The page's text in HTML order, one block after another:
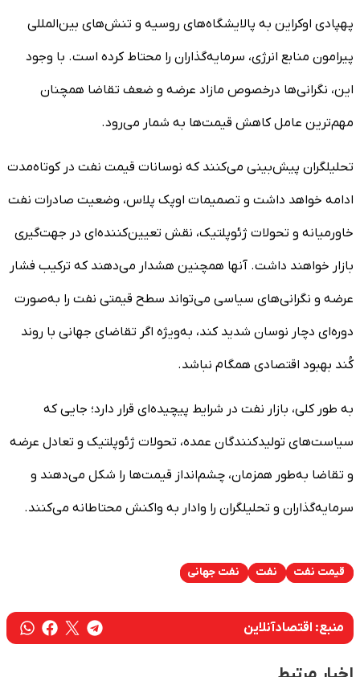
پهپادی اوکراین به پالایشگاه‌های روسیه و تنش‌های بین‌المللی
پیرامون منابع انرژی، سرمایه‌گذاران را محتاط کرده است. با وجود
این، نگرانی‌ها درخصوص مازاد عرضه و ضعف تقاضا همچنان
مهم‌ترین عامل کاهش قیمت‌ها به شمار می‌رود.
تحلیلگران پیش‌بینی می‌کنند که نوسانات قیمت نفت در کوتاه‌مدت
ادامه خواهد داشت و تصمیمات اوپک پلاس، وضعیت صادرات نفت
خاورمیانه و تحولات ژئوپلتیک، نقش تعیین‌کننده‌ای در جهت‌گیری
بازار خواهند داشت. آنها همچنین هشدار می‌دهند که ترکیب فشار
عرضه و نگرانی‌های سیاسی می‌تواند سطح قیمتی نفت را به‌صورت
دوره‌ای دچار نوسان شدید کند، به‌ویژه اگر تقاضای جهانی با روند
کُند بهبود اقتصادی همگام نباشد.
به طور کلی، بازار نفت در شرایط پیچیده‌ای قرار دارد؛ جایی که
سیاست‌های تولیدکنندگان عمده، تحولات ژئوپلتیک و تعادل عرضه
و تقاضا به‌طور همزمان، چشم‌انداز قیمت‌ها را شکل می‌دهند و
سرمایه‌گذاران و تحلیلگران را وادار به واکنش محتاطانه می‌کنند.
قیمت نفت نفت نفت جهانی
منبع: اقتصادآنلاین